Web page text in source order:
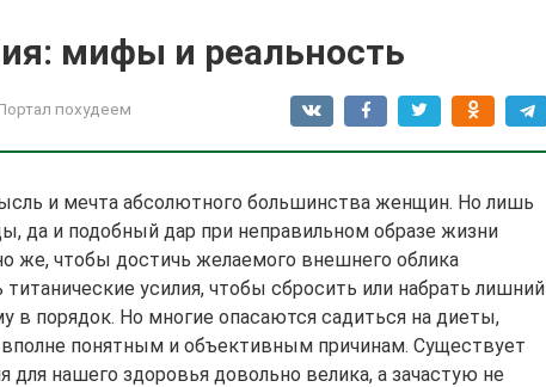
мифы и реальность
похудеем
и мечта абсолютного большинства женщин. Но лишь
да и подобный дар при неправильном образе жизни
же, чтобы достичь желаемого внешнего облика
усилия, чтобы сбросить или набрать лишний
в порядок. Но многие опасаются садиться на диеты,
понятным и объективным причинам. Существует
для нашего здоровья довольно велика, а зачастую не